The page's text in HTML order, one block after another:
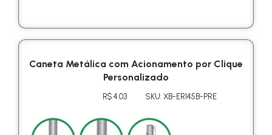
Caneta Metálica com Acionamento por Clique
Personalizado
R$ 4.03 SKU: XB-ER145B-PRE